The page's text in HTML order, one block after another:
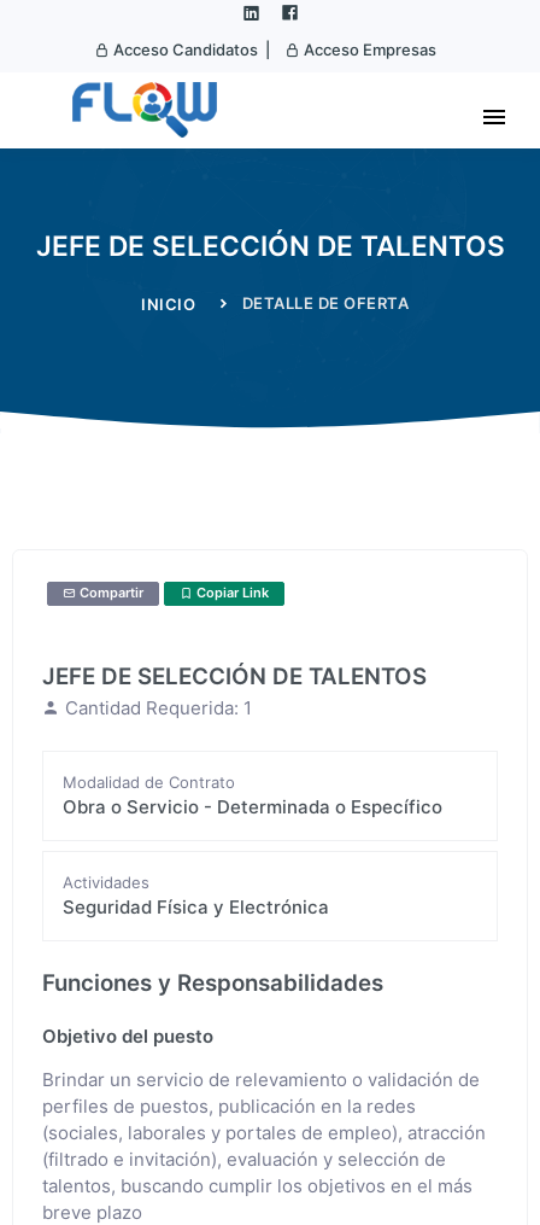
Acceso Candidatos | Acceso Empresas
JEFE DE SELECCIÓN DE TALENTOS
INICIO DETALLE DE OFERTA
Compartir Copiar Link
JEFE DE SELECCIÓN DE TALENTOS
Cantidad Requerida: 1
Modalidad de Contrato
Obra o Servicio - Determinada o Específico
Actividades
Seguridad Física y Electrónica
Funciones y Responsabilidades
Objetivo del puesto
Brindar un servicio de relevamiento o validación de
perfiles de puestos, publicación en la redes
(sociales, laborales y portales de empleo), atracción
(filtrado e invitación), evaluación y selección de
talentos, buscando cumplir los objetivos en el más
breve plazo